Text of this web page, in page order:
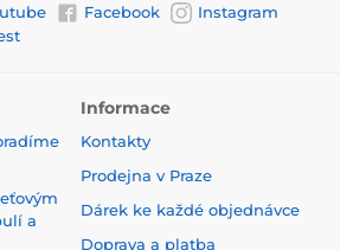
Facebook
Instagram
a
Informace
Kontakty
Prodejna v Praze
Dárek ke každé objednávce
Doprava a platba